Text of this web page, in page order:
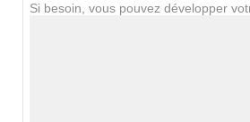
Si besoin, vous pouvez développer